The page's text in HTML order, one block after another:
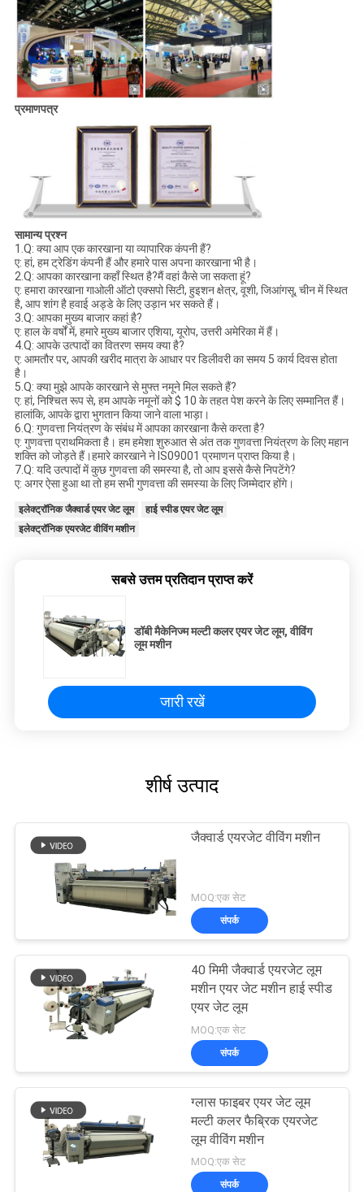
प्रमाणपत्र
सामान्य प्रश्न
1.Q: क्या आप एक कारखाना या व्यापारिक कंपनी हैं?
ए: हां, हम ट्रेडिंग कंपनी हैं और हमारे पास अपना कारखाना भी है।
2.Q: आपका कारखाना कहाँ स्थित है?मैं वहां कैसे जा सकता हूं?
ए: हमारा कारखाना गाओली ऑटो एक्सपो सिटी, हुइशन क्षेत्र, वूशी, जिआंगसू, चीन में स्थित
है, आप शांग है हवाई अड्डे के लिए उड़ान भर सकते हैं।
3.Q: आपका मुख्य बाजार कहां है?
ए: हाल के वर्षों में, हमारे मुख्य बाजार एशिया, यूरोप, उत्तरी अमेरिका में हैं।
4.Q: आपके उत्पादों का वितरण समय क्या है?
ए: आमतौर पर, आपकी खरीद मात्रा के आधार पर डिलीवरी का समय 5 कार्य दिवस होता
है।
5.Q: क्या मुझे आपके कारखाने से मुफ्त नमूने मिल सकते हैं?
ए: हां, निश्चित रूप से, हम आपके नमूनों को $ 10 के तहत पेश करने के लिए सम्मानित हैं।
हालांकि, आपके द्वारा भुगतान किया जाने वाला भाड़ा।
6.Q: गुणवत्ता नियंत्रण के संबंध में आपका कारखाना कैसे करता है?
ए: गुणवत्ता प्राथमिकता है। हम हमेशा शुरुआत से अंत तक गुणवत्ता नियंत्रण के लिए महान
शक्ति को जोड़ते हैं।हमारे कारखाने ने IS09001 प्रमाणन प्राप्त किया है।
7.Q: यदि उत्पादों में कुछ गुणवत्ता की समस्या है, तो आप इससे कैसे निपटेंगे?
ए: अगर ऐसा हुआ था तो हम सभी गुणवत्ता की समस्या के लिए जिम्मेदार होंगे।
इलेक्ट्रॉनिक जैक्वार्ड एयर जेट लूम
हाई स्पीड एयर जेट लूम
इलेक्ट्रॉनिक एयरजेट वीविंग मशीन
सबसे उत्तम प्रतिदान प्राप्त करें
डॉबी मैकेनिज्म मल्टी कलर एयर जेट लूम, वीविंग
लूम मशीन
जारी रखें
शीर्ष उत्पाद
जैक्वार्ड एयरजेट वीविंग मशीन
MOQ:एक सेट
संपर्क
40 मिमी जैक्वार्ड एयरजेट लूम
मशीन एयर जेट मशीन हाई स्पीड
एयर जेट लूम
MOQ:एक सेट
संपर्क
ग्लास फाइबर एयर जेट लूम
मल्टी कलर फैब्रिक एयरजेट
लूम वीविंग मशीन
MOQ:एक सेट
संपर्क